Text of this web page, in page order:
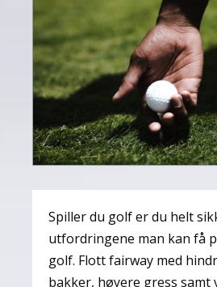
Spiller du golf er du helt
utfordringene man kan få
golf. Flott fairway med
bakker, høyere gress samt